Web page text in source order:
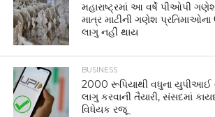
મહારાષ્ટ્રમાં આ વર્ષે પીઓપી
માત્ર માટીની ગણેશ
લાગુ નહીં થાય
BUSINESS
2000 રૂપિયાથી વધુના યુપીઆઈ
લાગુ કરવાની તૈયારી, સંસદમાં
વિધેયક રજૂ